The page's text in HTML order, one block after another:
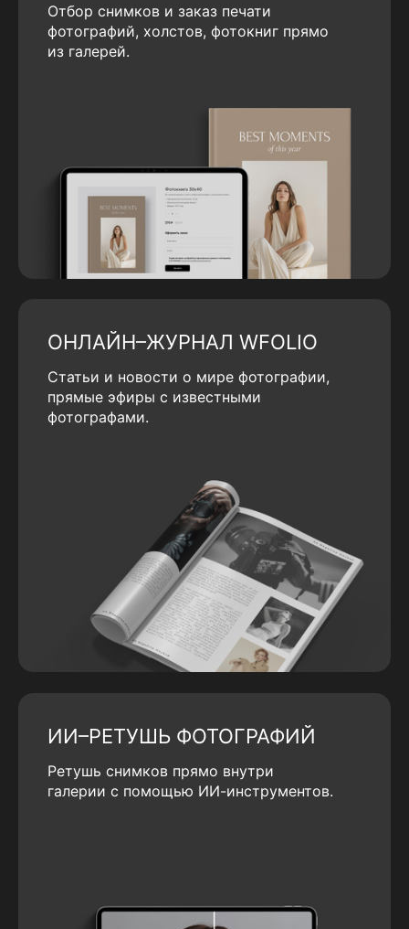
Отбор снимков и заказ печати
фотографий, холстов, фотокниг прямо
из галерей.
ОНЛАЙН–ЖУРНАЛ WFOLIO
Статьи и новости о мире фотографии,
прямые эфиры с известными
фотографами.
ИИ–РЕТУШЬ ФОТОГРАФИЙ
Ретушь снимков прямо внутри
галерии с помощью ИИ-инструментов.